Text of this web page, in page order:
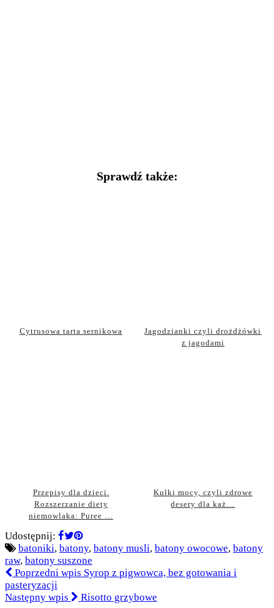
Sprawdź także:
Cytrusowa tarta sernikowa
Jagodzianki czyli drożdżówki
z jagodami
Przepisy dla dzieci.
Rozszerzanie diety
niemowlaka: Puree …
Kulki mocy, czyli zdrowe
desery dla każ…
Udostępnij:
batoniki, batony, batony musli, batony owocowe, batony
raw, batony suszone
Poprzedni wpis Syrop z pigwowca, bez gotowania i
pasteryzacji
Następny wpis
Risotto grzybowe